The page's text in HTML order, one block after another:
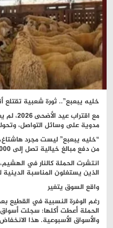
خليه يبعبع”.. ثورة شعبية تقتلع
مع
مدوية على وسائل التواصل،
“خليه يبعبع” ليست مجرد
من دفع مبالغ خيالية تصل إلى 8000 درهم أو أكثر.
انتشرت الحملة كالنار في
الذين يستغلون المناسبة الدينية
واقع السوق يتغير
رغم الوفرة النسبية في القطيع
الحملة أعطت أكلها: سجلت أسواق
والأسواق الأسبوعية. هذا